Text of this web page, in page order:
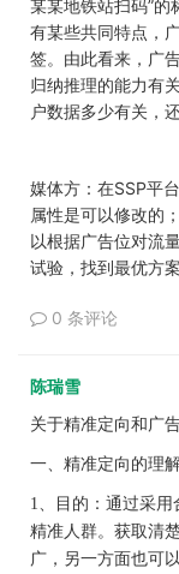
某某地铁站扫码”的
有某些共同特点，
签。由此看来，广
归纳推理的能力有
户数据多少有关，
媒体方 ：在SSP平
属性是可以修改的
以根据广告位对流
试验，找到最优方
0 条评论
陈瑞雪
关于精准定向和广
一、精准定向的理
1、目的：通过采
精准人群。获取清
广，另一方面也可